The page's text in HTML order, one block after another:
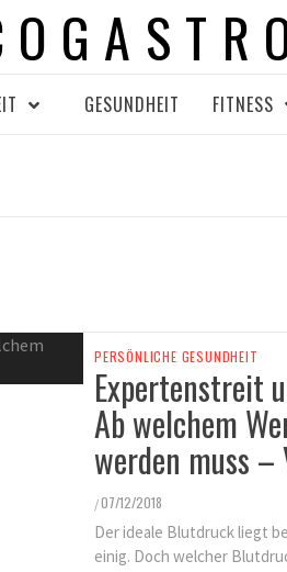
GESUNDHEIT FITNESS
PERSÖNLICHE GESUNDHEIT
Expertenstreit
Ab welchem
werden muss –
/07/12/2018
Der ideale Blutdruck liegt
einig. Doch welcher